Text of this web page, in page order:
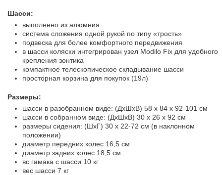
Шасси:
выполнено из алюмния
система сложения одной рукой по типу «трость»
подвеска для более комфортного передвижения
в шасси коляски интегрирован узел Modilo Fix для удобного
крепления зонтика
компактное телескопическое складывание шасси
просторная корзина для покупок (19л)
Размеры:
шасси в разобранном виде: (ДхШxВ) 58 х 84 х 92-101 см
шасси в собранном виде: (ДхШxВ) 30 х 26 х 92 см
размеры сидения: (ШхГ) 30 х 22-72 см (в наклонном
положении)
диаметр передних колес 16,5 см
диаметр задних колес 18,5 см
вс гамака с шасси 10 кг
вес шасси 7 кг